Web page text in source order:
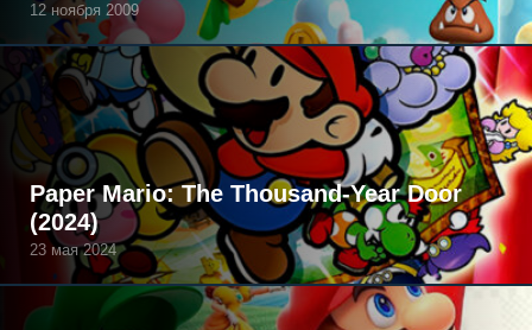
12 ноября 2009
Paper Mario: The Thousand-Year Door
(2024)
23 мая 2024